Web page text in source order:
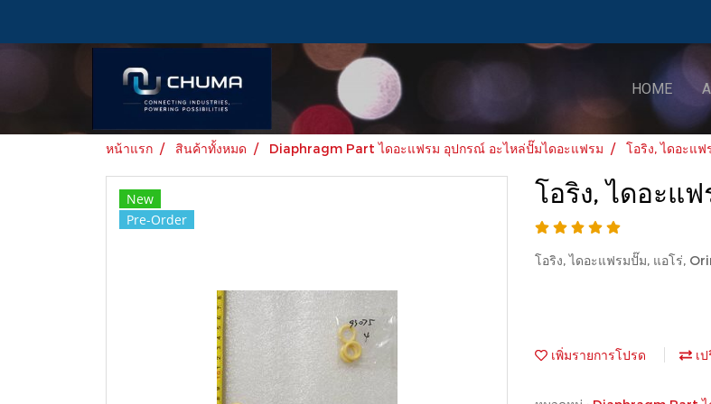
HOME
หน้าแรก สินค้าทั้งหมด Diaphragm Part ไดอะแฟรม อุปกรณ์ อะไหล่ปั๊มไดอะแฟรม โอริง, ไดอะแ
New
Pre-Order
โอริง, ไดอะแ
โอริง, ไดอะแฟรมปั๊ม, แอโร่,
เพิ่มรายการโปรด เ